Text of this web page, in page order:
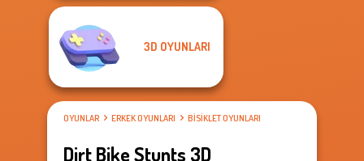
3D OYUNLARI
OYUNLAR ERKEK OYUNLARI BISIKLET OYUNLARI
Dirt Bike Stunts 3D